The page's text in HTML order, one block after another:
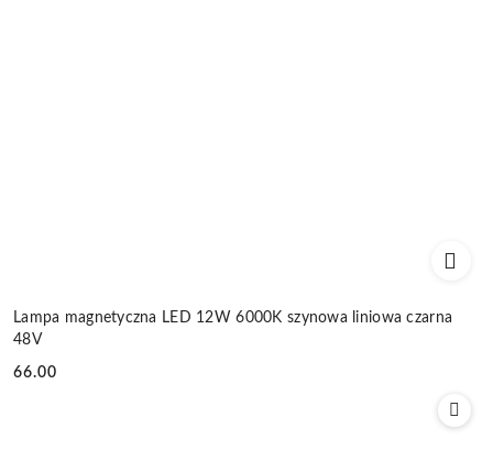
Lampa magnetyczna LED 12W 6000K szynowa liniowa czarna
48V
66.00